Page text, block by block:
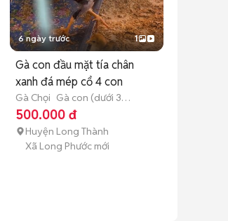
6 ngày trước 1
Gà con đầu mặt tía chân
xanh đá mép cổ 4 con
Gà Chọi Gà con (dưới 3
tháng tuổi)
500.000 đ
Huyện Long Thành
Xã Long Phước mới